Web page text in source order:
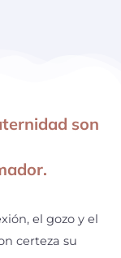
son
el gozo y el
certeza su